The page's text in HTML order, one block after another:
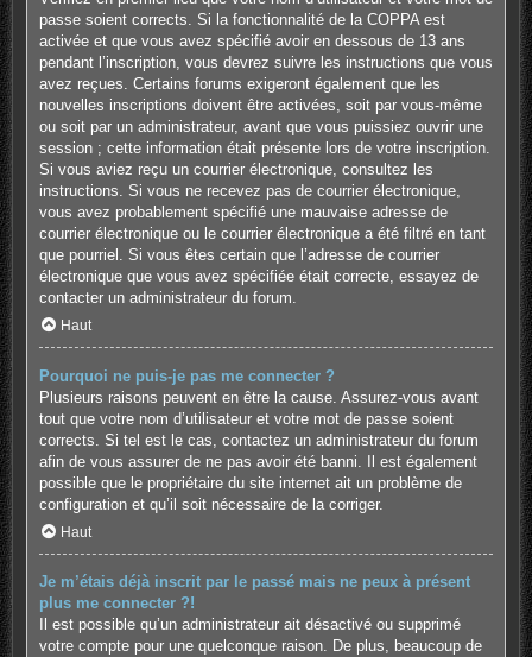
passe soient corrects. Si la fonctionnalité de la COPPA est
activée et que vous avez spécifié avoir en dessous de 13 ans
pendant l’inscription, vous devrez suivre les instructions que vous
avez reçues. Certains forums exigeront également que les
nouvelles inscriptions doivent être activées, soit par vous-même
ou soit par un administrateur, avant que vous puissiez ouvrir une
session ; cette information était présente lors de votre inscription.
Si vous aviez reçu un courrier électronique, consultez les
instructions. Si vous ne recevez pas de courrier électronique,
vous avez probablement spécifié une mauvaise adresse de
courrier électronique ou le courrier électronique a été filtré en tant
que pourriel. Si vous êtes certain que l’adresse de courrier
électronique que vous avez spécifiée était correcte, essayez de
contacter un administrateur du forum.
Haut
Pourquoi ne puis-je pas me connecter ?
Plusieurs raisons peuvent en être la cause. Assurez-vous avant
tout que votre nom d’utilisateur et votre mot de passe soient
corrects. Si tel est le cas, contactez un administrateur du forum
afin de vous assurer de ne pas avoir été banni. Il est également
possible que le propriétaire du site internet ait un problème de
configuration et qu’il soit nécessaire de la corriger.
Haut
Je m’étais déjà inscrit par le passé mais ne peux à présent
plus me connecter ?!
Il est possible qu’un administrateur ait désactivé ou supprimé
votre compte pour une quelconque raison. De plus, beaucoup de